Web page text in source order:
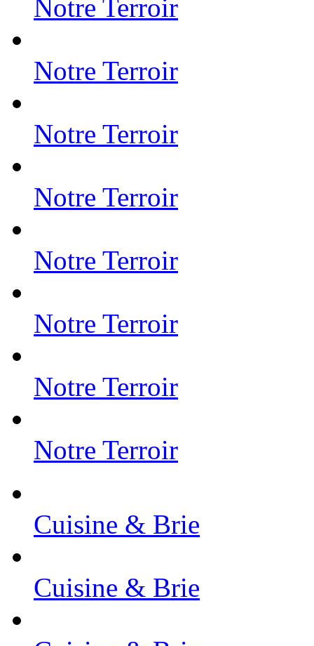
Notre Terroir
Notre Terroir
Notre Terroir
Notre Terroir
Notre Terroir
Notre Terroir
Notre Terroir
Notre Terroir
Cuisine & Brie
Cuisine & Brie